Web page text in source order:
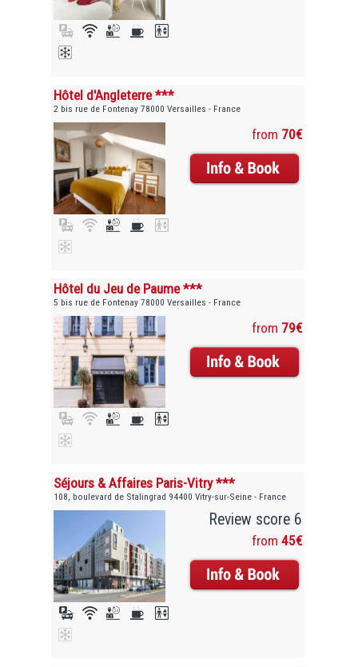
Hôtel d'Angleterre ***
2 bis rue de Fontenay 78000 Versailles - France
from 70€
Hôtel du Jeu de Paume ***
5 bis rue de Fontenay 78000 Versailles - France
from 79€
Séjours & Affaires Paris-Vitry ***
108, boulevard de Stalingrad 94400 Vitry-sur-Seine - France
Review score 6
from 45€